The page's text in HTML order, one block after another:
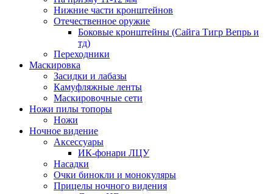
Нижние части кронштейнов
Отечественное оружие
Боковые кронштейны (Сайга Тигр Вепрь и
тд)
Переходники
Маскировка
Засидки и лабазы
Камуфляжные ленты
Маскировочные сети
Ножи пилы топоры
Ножи
Ночное видение
Аксессуары
ИК-фонари ЛЦУ
Насадки
Очки бинокли и монокуляры
Прицелы ночного видения